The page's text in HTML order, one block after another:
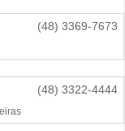
(48) 3369-7673
(48) 3322-4444